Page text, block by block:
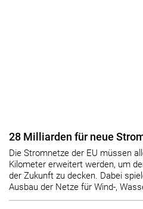
28 Milliarden für neue
Die Stromnetze der EU müssen
Kilometer erweitert werden, um
der Zukunft zu decken. Dabei
Ausbau der Netze für Wind-,